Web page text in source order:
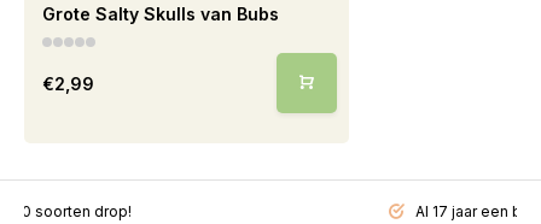
Grote Salty Skulls van Bubs
€2,99
soorten drop! Al 17 jaar een